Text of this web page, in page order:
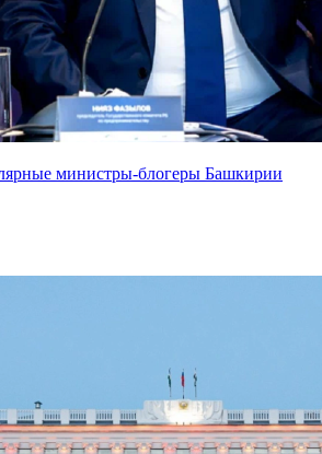
министры-блогеры Башкирии